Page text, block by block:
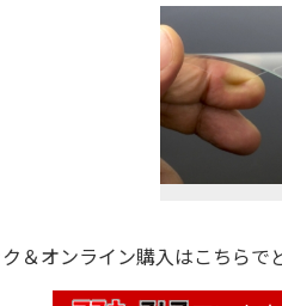
＆オンライン購入はこちらで